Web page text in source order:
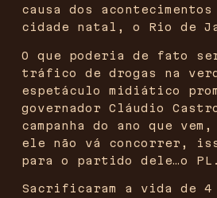
causa dos acontecimentos
cidade natal, o Rio de
O que poderia de fato
tráfico de drogas na
espetáculo midiático
governador Cláudio
campanha do ano que
ele não vá concorrer,
para o partido dele…o PL.
Sacrificaram a vida de